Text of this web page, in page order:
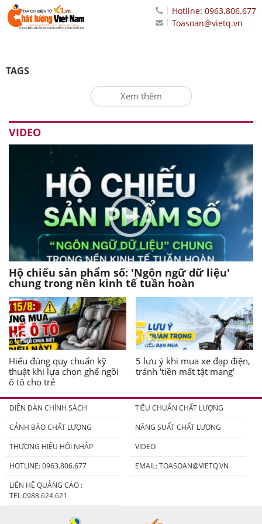
Hotline: 0963.806.677
Toasoan@vietq.vn
TAGS
Xem thêm
VIDEO
Hộ chiếu sản phẩm số: 'Ngôn ngữ dữ liệu'
chung trong nền kinh tế tuần hoàn
Hiểu đúng quy chuẩn kỹ
thuật khi lựa chọn ghế ngồi
ô tô cho trẻ
5 lưu ý khi mua xe đạp điện,
tránh 'tiền mất tật mang'
DIỄN ĐÀN CHÍNH SÁCH
TIÊU CHUẨN CHẤT LƯỢNG
CẢNH BÁO CHẤT LƯỢNG
NĂNG SUẤT CHẤT LƯỢNG
THƯƠNG HIỆU HỘI NHẬP
VIDEO
HOTLINE: 0963.806.677
EMAIL:TOASOAN@VIETQ.VN
LIÊN HỆ QUẢNG CÁO :
TEL:0988.624.621